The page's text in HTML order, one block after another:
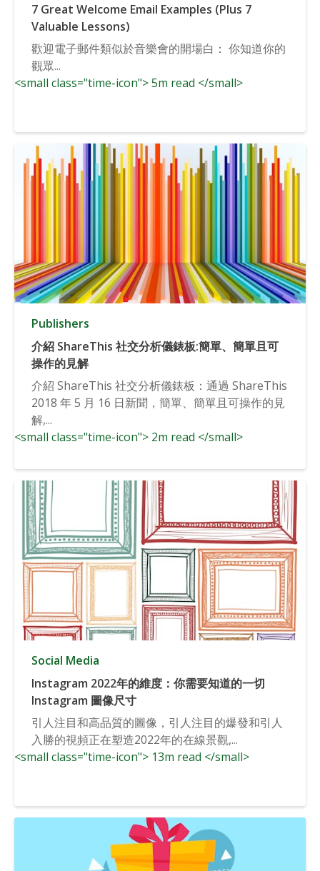
7 Great Welcome Email Examples (Plus 7
Valuable Lessons)
歡迎電子郵件類似於音樂會的開場白： 你知道你的
觀眾...
<small class="time-icon"> 5m read </small>
Publishers
介紹 ShareThis 社交分析儀錶板:簡單、簡單且可
操作的見解
介紹 ShareThis 社交分析儀錶板：通過 ShareThis
2018 年 5 月 16 日新聞，簡單、簡單且可操作的見
解,...
<small class="time-icon"> 2m read </small>
Social Media
Instagram 2022年的維度：你需要知道的一切
Instagram 圖像尺寸
引人注目和高品質的圖像，引人注目的爆發和引人
入勝的視頻正在塑造2022年的在線景觀,...
<small class="time-icon"> 13m read </small>